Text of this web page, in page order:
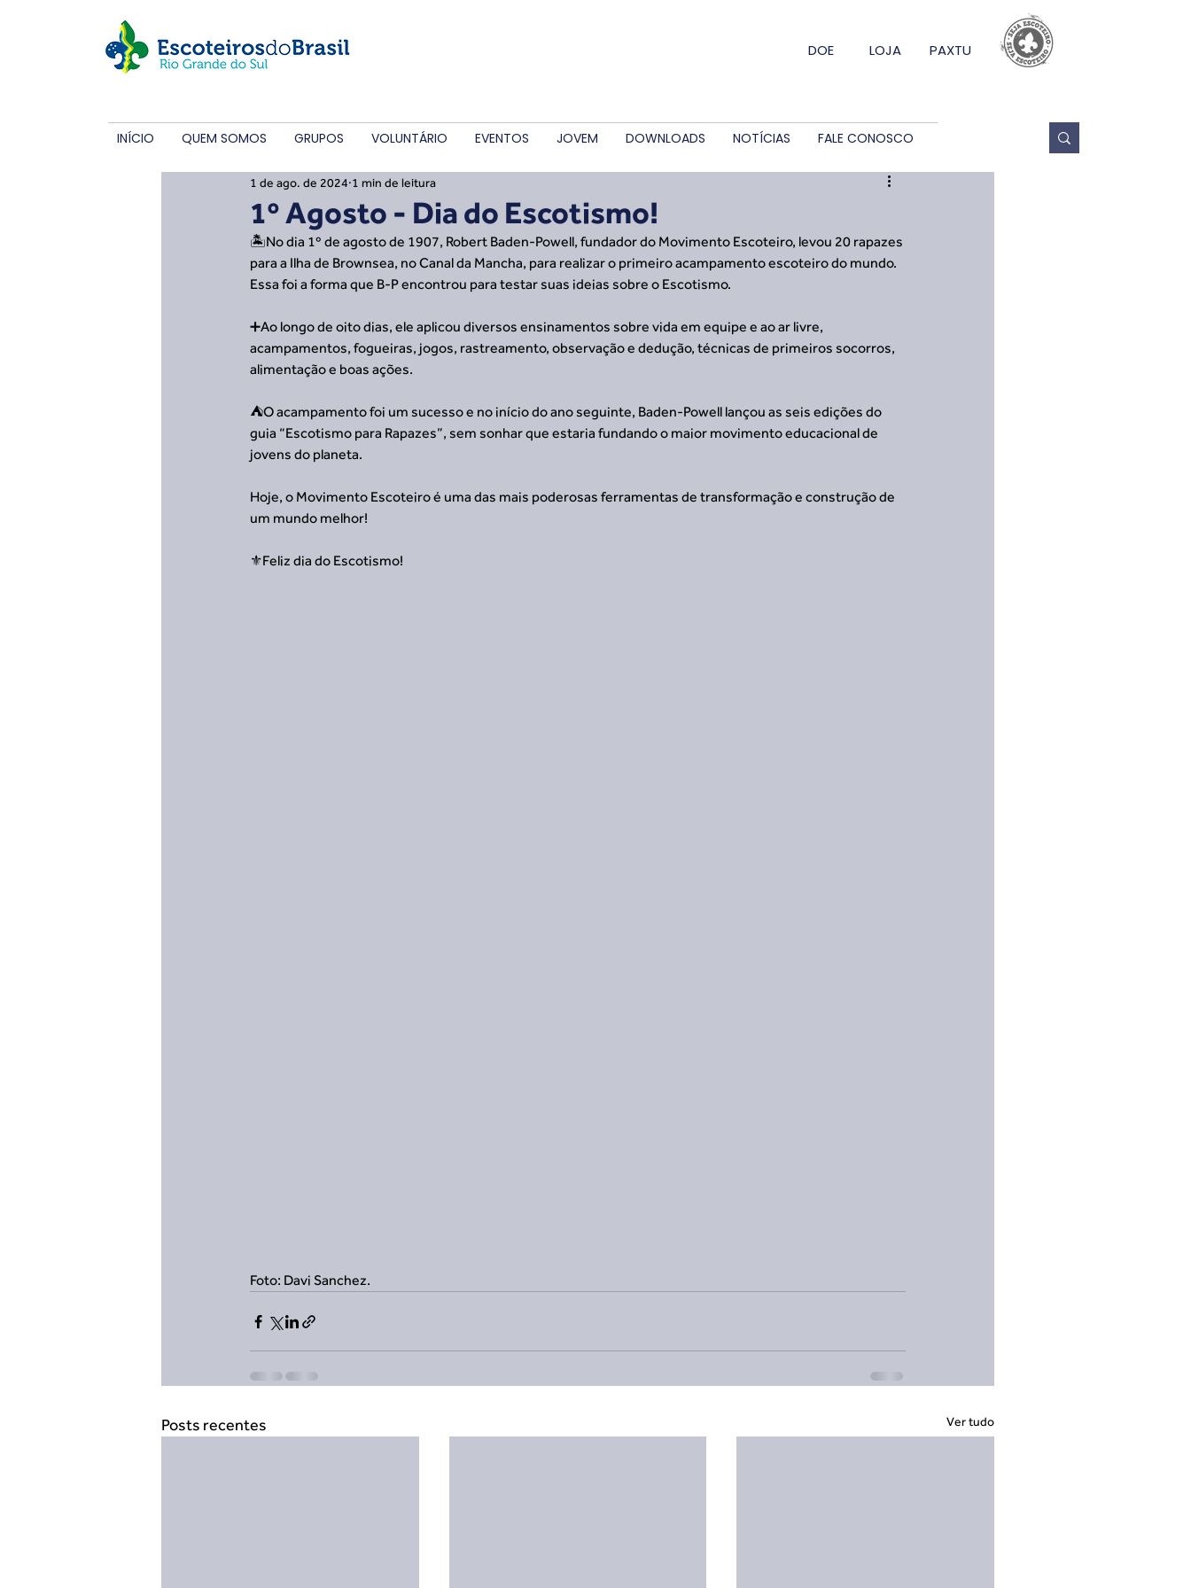
DOE LOJA PAXTU
INÍCIO QUEM SOMOS GRUPOS VOLUNTÁRIO EVENTOS JOVEM DOWNLOADS NOTÍCIAS FALE CONOSCO
1º Agosto - Dia do Escotismo!
1 de ago. de 2024 1 min de leitura
🏝️No dia 1º de agosto de 1907, Robert Baden-Powell, fundador do Movimento Escoteiro, levou 20 rapazes
para a Ilha de Brownsea, no Canal da Mancha, para realizar o primeiro acampamento escoteiro do mundo.
Essa foi a forma que B-P encontrou para testar suas ideias sobre o Escotismo.
➕Ao longo de oito dias, ele aplicou diversos ensinamentos sobre vida em equipe e ao ar livre,
acampamentos, fogueiras, jogos, rastreamento, observação e dedução, técnicas de primeiros socorros,
alimentação e boas ações.
⛺O acampamento foi um sucesso e no início do ano seguinte, Baden-Powell lançou as seis edições do
guia “Escotismo para Rapazes”, sem sonhar que estaria fundando o maior movimento educacional de
jovens do planeta.
Hoje, o Movimento Escoteiro é uma das mais poderosas ferramentas de transformação e construção de
um mundo melhor!
⚜️Feliz dia do Escotismo!
Foto: Davi Sanchez.
Posts recentes Ver tudo